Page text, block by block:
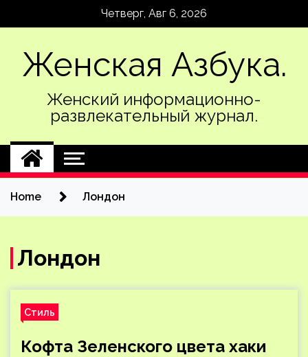
Четверг, Авг 6, 2026
Женская Азбука.
Женский информационно-
развлекательный журнал.
Home Лондон
Лондон
Стиль
Кофта Зеленского цвета хаки